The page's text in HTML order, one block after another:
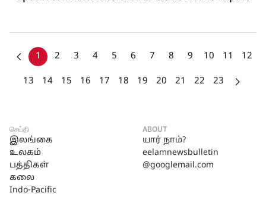
1 2 3 4 5 6 7 8 9 10 11 12
13 14 15 16 17 18 19 20 21 22 23
செய்தி
இலங்கை
உலகம்
பத்திகள்
கலை
Indo-Pacific
ABOUT
யார் நாம்?
eelamnewsbulletin
@googlemail.com